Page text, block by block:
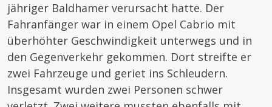
jähriger Baldhamer verursacht hatte. Der
Fahranfänger war in einem Opel Cabrio mit
überhöhter Geschwindigkeit unterwegs und in
den Gegenverkehr gekommen. Dort streifte er
zwei Fahrzeuge und geriet ins Schleudern.
Insgesamt wurden zwei Personen schwer